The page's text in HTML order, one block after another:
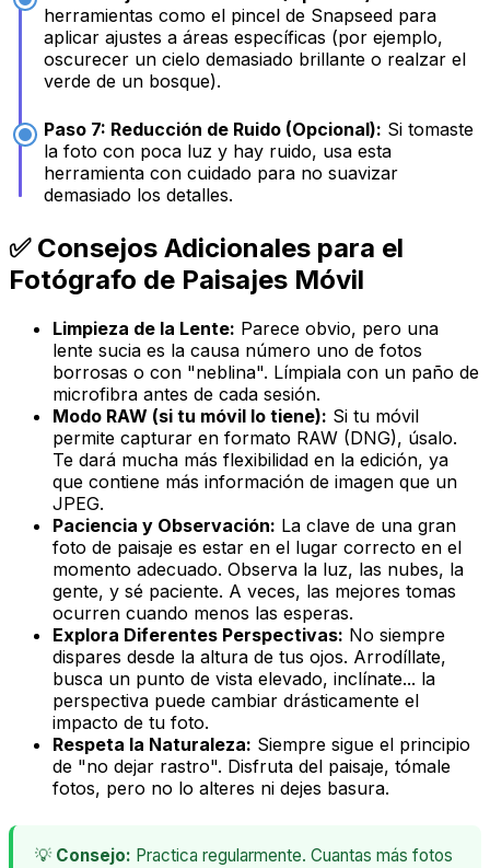
herramientas como el pincel de Snapseed para
aplicar ajustes a áreas específicas (por ejemplo,
oscurecer un cielo demasiado brillante o realzar el
verde de un bosque).
Paso 7: Reducción de Ruido (Opcional): Si tomaste
la foto con poca luz y hay ruido, usa esta
herramienta con cuidado para no suavizar
demasiado los detalles.
✅ Consejos Adicionales para el
Fotógrafo de Paisajes Móvil
Limpieza de la Lente: Parece obvio, pero una
lente sucia es la causa número uno de fotos
borrosas o con "neblina". Límpiala con un paño de
microfibra antes de cada sesión.
Modo RAW (si tu móvil lo tiene): Si tu móvil
permite capturar en formato RAW (DNG), úsalo.
Te dará mucha más flexibilidad en la edición, ya
que contiene más información de imagen que un
JPEG.
Paciencia y Observación: La clave de una gran
foto de paisaje es estar en el lugar correcto en el
momento adecuado. Observa la luz, las nubes, la
gente, y sé paciente. A veces, las mejores tomas
ocurren cuando menos las esperas.
Explora Diferentes Perspectivas: No siempre
dispares desde la altura de tus ojos. Arrodíllate,
busca un punto de vista elevado, inclínate... la
perspectiva puede cambiar drásticamente el
impacto de tu foto.
Respeta la Naturaleza: Siempre sigue el principio
de "no dejar rastro". Disfruta del paisaje, tómale
fotos, pero no lo alteres ni dejes basura.
💡 Consejo: Practica regularmente. Cuantas más fotos